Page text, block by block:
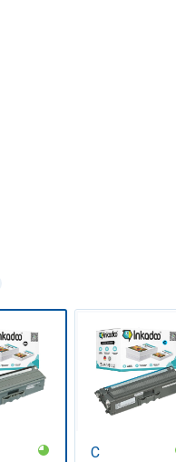
C